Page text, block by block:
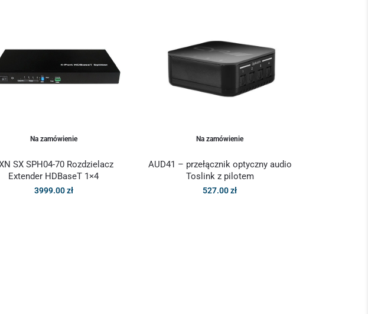
Na zamówienie
SX SPH04-70 Rozdzielacz
Extender HDBaseT 1×4
3999.00zł
Na zamówienie
AUD41 – przełącznik optyczny audio
Toslink z pilotem
527.00zł